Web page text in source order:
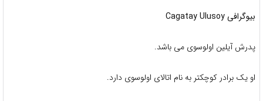
بیوگرافی Cagatay Ulusoy
پدرش آیلین اولوسوی می باشد.
او یک برادر کوچکتر به نام اتالای اولوسوی دارد.